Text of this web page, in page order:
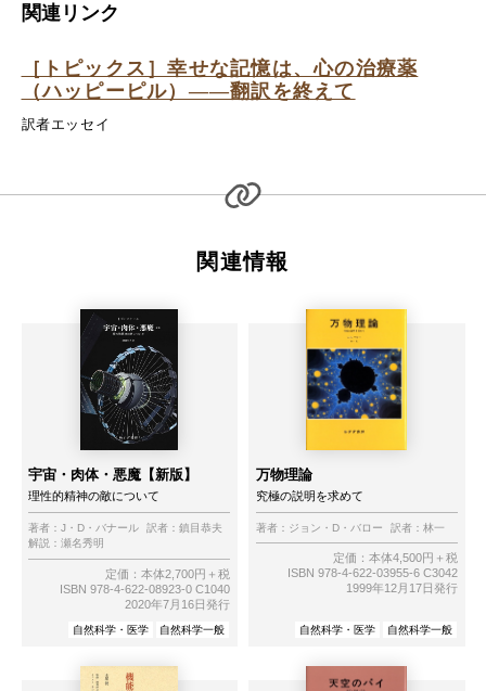
関連リンク
［トピックス］幸せな記憶は、心の治療薬
（ハッピーピル）――翻訳を終えて
訳者エッセイ
関連情報
宇宙・肉体・悪魔【新版】
理性的精神の敵について
著者： J・D・バナール 訳者： 鎮目恭夫
解説： 瀬名秀明
定価：本体2,700円＋税
ISBN 978-4-622-08923-0 C1040
2020年7月16日発行
自然科学・医学 自然科学一般
万物理論
究極の説明を求めて
著者： ジョン・D・バロー 訳者： 林一
定価：本体4,500円＋税
ISBN 978-4-622-03955-6 C3042
1999年12月17日発行
自然科学・医学 自然科学一般